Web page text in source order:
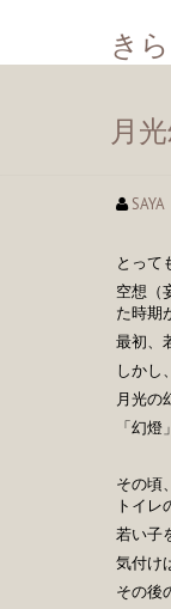
き
月
SAYA
とって
空想（
た時期
最初、
しかし
月光の
「幻
その頃
トイレ
若い子
気付け
その後